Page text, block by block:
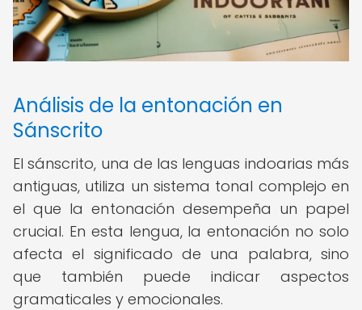
Análisis de la entonación en
Sánscrito
El sánscrito, una de las lenguas indoarias más
antiguas, utiliza un sistema tonal complejo en
el que la entonación desempeña un papel
crucial. En esta lengua, la entonación no solo
afecta el significado de una palabra, sino
que también puede indicar aspectos
gramaticales y emocionales.